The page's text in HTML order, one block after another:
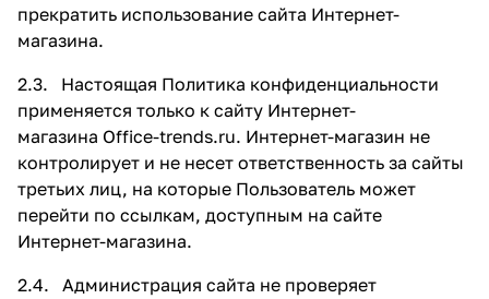
прекратить использование сайта Интернет-
магазина.
2.3. Настоящая Политика конфиденциальности
применяется только к сайту Интернет-
магазина Office-trends.ru. Интернет-магазин не
контролирует и не несет ответственность за сайты
третьих лиц, на которые Пользователь может
перейти по ссылкам, доступным на сайте
Интернет-магазина.
2.4. Администрация сайта не проверяет